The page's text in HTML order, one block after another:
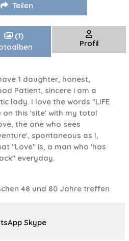
Teilen
(1)
Profil
1 daughter, honest,
Patient, sincere i am a
lady. I love the words "LIFE
on this 'site' with my total
the one who sees
spontaneous as I,
"Love" is, a man who 'has
everyday.
48 und 80 Jahre treffen
Skype